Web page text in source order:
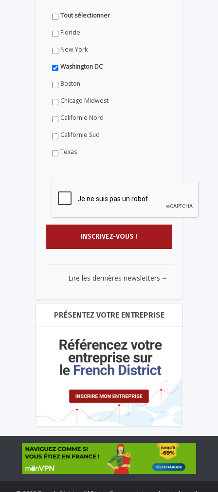
Tout sélectionner
Floride
New York
Washington DC
Boston
Chicago Midwest
Californie Nord
Californie Sud
Texas
Lire les dernières newsletters ...
PRÉSENTEZ VOTRE ENTREPRISE